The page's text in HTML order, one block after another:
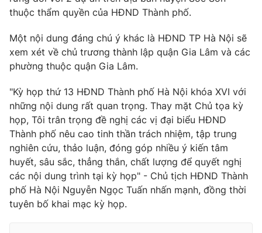
thuộc thẩm quyền của HĐND Thành phố.
Một nội dung đáng chú ý khác là HĐND TP Hà Nội sẽ
xem xét về chủ trương thành lập quận Gia Lâm và các
phường thuộc quận Gia Lâm.
"Kỳ họp thứ 13 HĐND Thành phố Hà Nội khóa XVI với
những nội dung rất quan trọng. Thay mặt Chủ tọa kỳ
họp, Tôi trân trọng đề nghị các vị đại biểu HĐND
Thành phố nêu cao tinh thần trách nhiệm, tập trung
nghiên cứu, thảo luận, đóng góp nhiều ý kiến tâm
huyết, sâu sắc, thẳng thắn, chất lượng để quyết nghị
các nội dung trình tại kỳ họp" - Chủ tịch HĐND Thành
phố Hà Nội Nguyễn Ngọc Tuấn nhấn mạnh, đồng thời
tuyên bố khai mạc kỳ họp.